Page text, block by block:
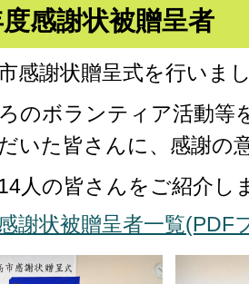
感謝状被贈呈者
感謝状贈呈式を行いま
のボランティア活動等
いた皆さんに、感謝の
人の皆さんをご紹介し
謝状被贈呈者一覧(PDF